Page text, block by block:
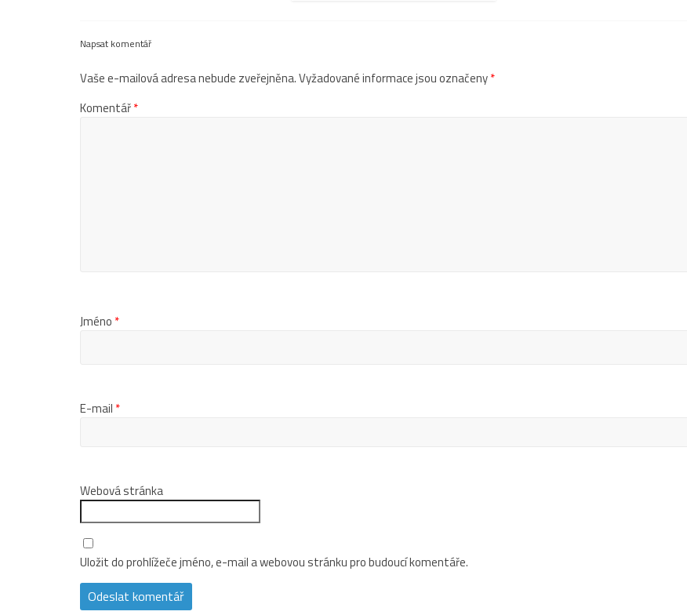
Napsat komentář
Vaše e-mailová adresa nebude zveřejněna.Vyžadované informace jsou označeny*
Komentář*
Jméno *
E-mail *
Webová stránka
Uložit do prohlížeče jméno, e-mail a webovou stránku pro budoucí komentáře.